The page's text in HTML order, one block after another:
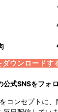
ダウンロードす
公式SNSをフォ
コンセプトに